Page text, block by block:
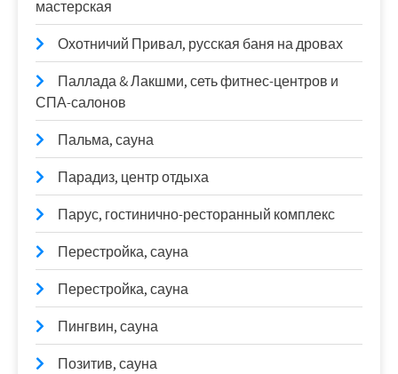
мастерская
Охотничий Привал, русская баня на дровах
Паллада & Лакшми, сеть фитнес-центров и
СПА-салонов
Пальма, сауна
Парадиз, центр отдыха
Парус, гостинично-ресторанный комплекс
Перестройка, сауна
Перестройка, сауна
Пингвин, сауна
Позитив, сауна